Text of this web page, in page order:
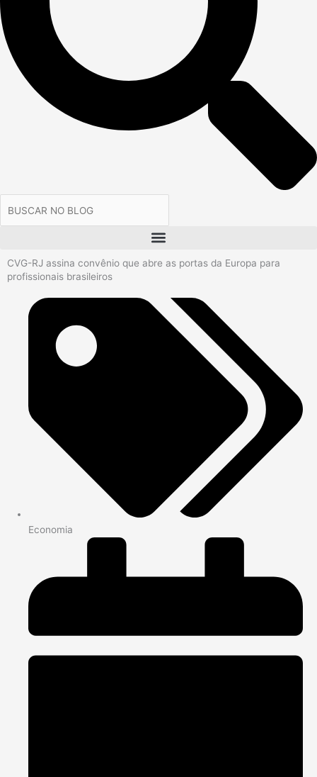
CVG-RJ assina convênio que abre as portas da Europa para
profissionais brasileiros
Economia